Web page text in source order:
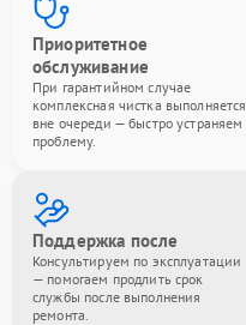
Приоритетное
обслуживание
При гарантийном случае
комплексная чистка выполняется
вне очереди — быстро устраняем
проблему.
Поддержка после
Консультируем по эксплуатации
— помогаем продлить срок
службы после выполнения
ремонта.